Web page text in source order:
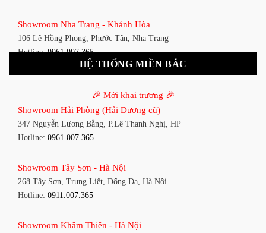
591 Hoàng Văn Thụ, P. 4, Tân Bình, TP HCM
Hotline:0961.007.365
Showroom Tân Bình 2 - TP. HCM
Showroom Thuận An - Bình Dương
66 đường DT743, An Phú, Thuận An, Bình Dương
Showroom Biên Hòa - Đồng Nai
452 Nguyễn Ái Quốc, Tân Tiến, TP. Biên Hòa, Đồng Nai
Showroom Nha Trang - Khánh Hòa
106 Lê Hồng Phong, Phước Tân, Nha Trang
Hotline:0961.007.365
27-29 Nguyễn Sỹ Sách, Hưng Bình, TP Vinh, Nghệ An
Hotline:0911.007.365
Showroom Buôn Ma Thuột
Hotline:0961.007.365
Showroom Thanh Hóa
Hotline:0911.007.365
HỆ THỐNG MIỀN BẮC
🎉 Mới khai trương 🎉
Showroom Hải Phòng (Hải Dương cũ)
347 Nguyễn Lương Bằng, P.Lê Thanh Nghị, HP
Hotline: 0961.007.365
Showroom Tây Sơn - Hà Nội
268 Tây Sơn, Trung Liệt, Đống Đa, Hà Nội
Hotline: 0911.007.365
Showroom Khâm Thiên - Hà Nội